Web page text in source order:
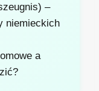
–
niemieckich
a